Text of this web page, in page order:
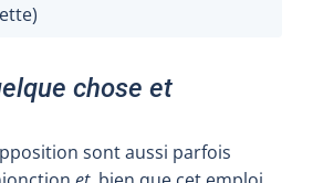
chose et
sont aussi parfois